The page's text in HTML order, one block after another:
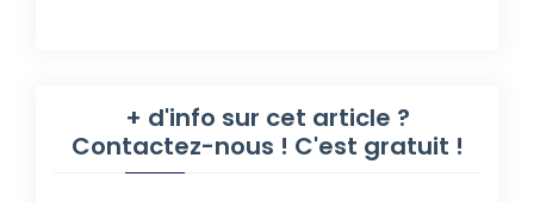
+ d'info sur cet article ?
Contactez-nous ! C'est gratuit !